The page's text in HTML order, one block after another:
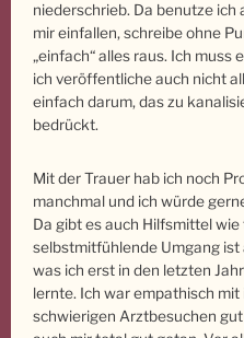
niederschrieb. Da benutze ich
mir einfallen, schreibe ohne
„einfach“ alles raus. Ich muss
ich veröffentliche auch nicht
einfach darum, das zu
bedrückt.
Mit der Trauer hab ich noch
manchmal und ich würde
Da gibt es auch Hilfsmittel
selbstmitfühlende Umgang
was ich erst in den letzten
lernte. Ich war empathisch
schwierigen Arztbesuchen